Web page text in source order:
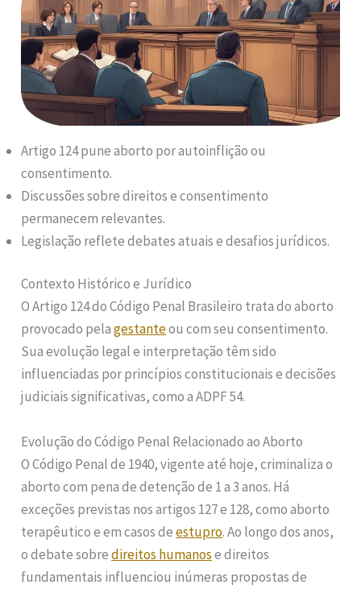
Artigo 124 pune aborto por autoinflição ou
consentimento.
Discussões sobre direitos e consentimento
permanecem relevantes.
Legislação reflete debates atuais e desafios jurídicos.
Contexto Histórico e Jurídico
O Artigo 124 do Código Penal Brasileiro trata do aborto
provocado pelagestanteou com seu consentimento.
Sua evolução legal e interpretação têm sido
influenciadas por princípios constitucionais e decisões
judiciais significativas, como a ADPF 54.
Evolução do Código Penal Relacionado ao Aborto
O Código Penal de 1940, vigente até hoje, criminaliza o
aborto com pena de detenção de 1 a 3 anos. Há
exceções previstas nos artigos 127 e 128, como aborto
terapêutico e em casos deestupro. Ao longo dos anos,
o debate sobredireitos humanose direitos
fundamentais influenciou inúmeras propostas de